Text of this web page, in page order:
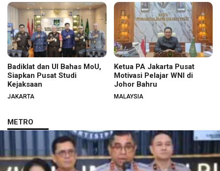
Badiklat dan UI Bahas MoU,
Siapkan Pusat Studi
Kejaksaan
JAKARTA
Ketua PA Jakarta Pusat
Motivasi Pelajar WNI di
Johor Bahru
MALAYSIA
METRO